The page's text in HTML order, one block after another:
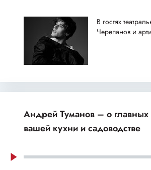
В гостях
Черепанов и
Андрей Туманов – о главных
вашей кухни и садоводстве